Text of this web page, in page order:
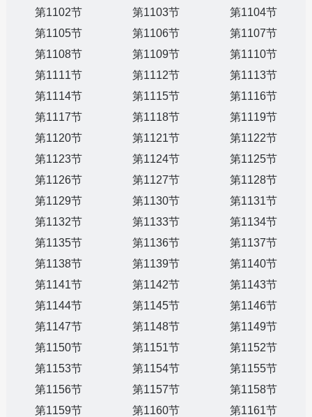
第1102节
第1103节
第1104节
第1105节
第1106节
第1107节
第1108节
第1109节
第1110节
第1111节
第1112节
第1113节
第1114节
第1115节
第1116节
第1117节
第1118节
第1119节
第1120节
第1121节
第1122节
第1123节
第1124节
第1125节
第1126节
第1127节
第1128节
第1129节
第1130节
第1131节
第1132节
第1133节
第1134节
第1135节
第1136节
第1137节
第1138节
第1139节
第1140节
第1141节
第1142节
第1143节
第1144节
第1145节
第1146节
第1147节
第1148节
第1149节
第1150节
第1151节
第1152节
第1153节
第1154节
第1155节
第1156节
第1157节
第1158节
第1159节
第1160节
第1161节